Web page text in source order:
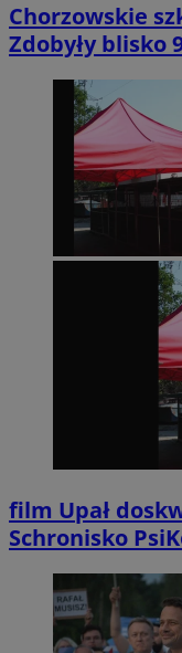
Chorzowskie
Zdobyły blisko
film Upał
Schronisko